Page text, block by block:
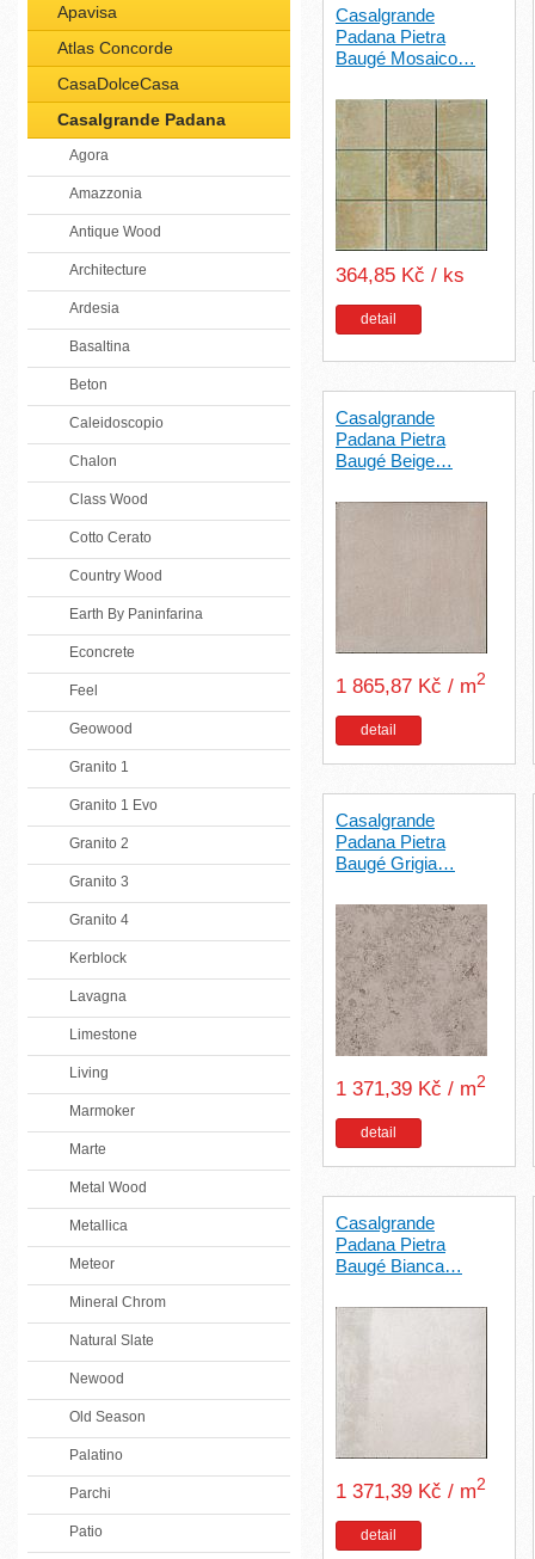
Apavisa
Atlas Concorde
CasaDolceCasa
Casalgrande Padana
Agora
Amazzonia
Antique Wood
Architecture
Ardesia
Basaltina
Beton
Caleidoscopio
Chalon
Class Wood
Cotto Cerato
Country Wood
Earth By Paninfarina
Econcrete
Feel
Geowood
Granito 1
Granito 1 Evo
Granito 2
Granito 3
Granito 4
Kerblock
Lavagna
Limestone
Living
Marmoker
Marte
Metal Wood
Metallica
Meteor
Mineral Chrom
Natural Slate
Newood
Old Season
Palatino
Parchi
Patio
Casalgrande
Padana Pietra
Baugé Mosaico…
364,85 Kč / ks
detail
Casalgrande
Padana Pietra
Baugé Beige…
1 865,87 Kč / m2
detail
Casalgrande
Padana Pietra
Baugé Grigia…
1 371,39 Kč / m2
detail
Casalgrande
Padana Pietra
Baugé Bianca…
1 371,39 Kč / m2
detail